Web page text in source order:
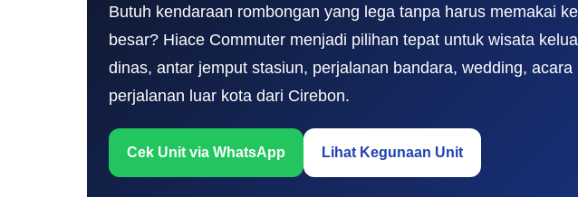
Butuh kendaraan rombongan yang lega tanpa harus memakai
besar? Hiace Commuter menjadi pilihan tepat untuk wisata
dinas, antar jemput stasiun, perjalanan bandara, wedding, acara
perjalanan luar kota dari Cirebon.
Cek Unit via WhatsApp Lihat Kegunaan Unit